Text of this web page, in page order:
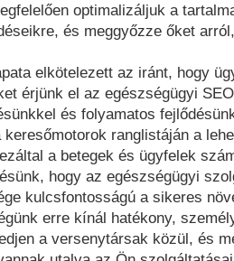
optimalizáljuk a
és meggyőzze őket
elkötelezett az iránt, hogy
érjünk el az egészségügyi
és folyamatos
keresőmotorok ranglistáján a
a betegek és ügyfelek
hogy az egészségügyi
kulcsfontosságú a sikeres
erre kínál hatékony,
a versenytársak közül, és